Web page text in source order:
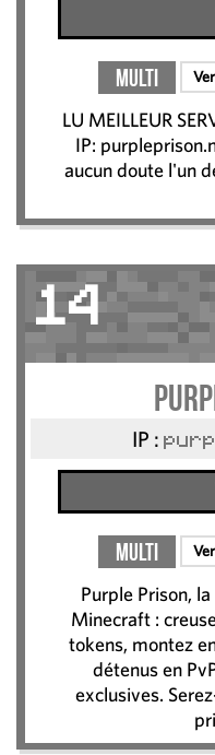
Multi
LU MEILLEUR
IP:
aucun doute l'un
14
IP :
Multi
Purple Prison,
Minecraft :
tokens, montez
détenus en
exclusives.